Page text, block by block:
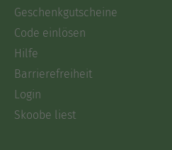
Geschenkgutscheine
Code einlösen
Hilfe
Barrierefreiheit
Login
Skoobe liest